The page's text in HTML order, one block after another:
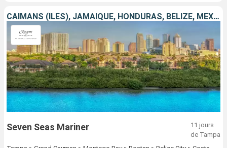
CAÏMANS (ÎLES), JAMAÏQUE, HONDURAS, BELIZE, MEXIQUE, ÉTATS-UNIS
Seven Seas Mariner
11 jours
de Tampa